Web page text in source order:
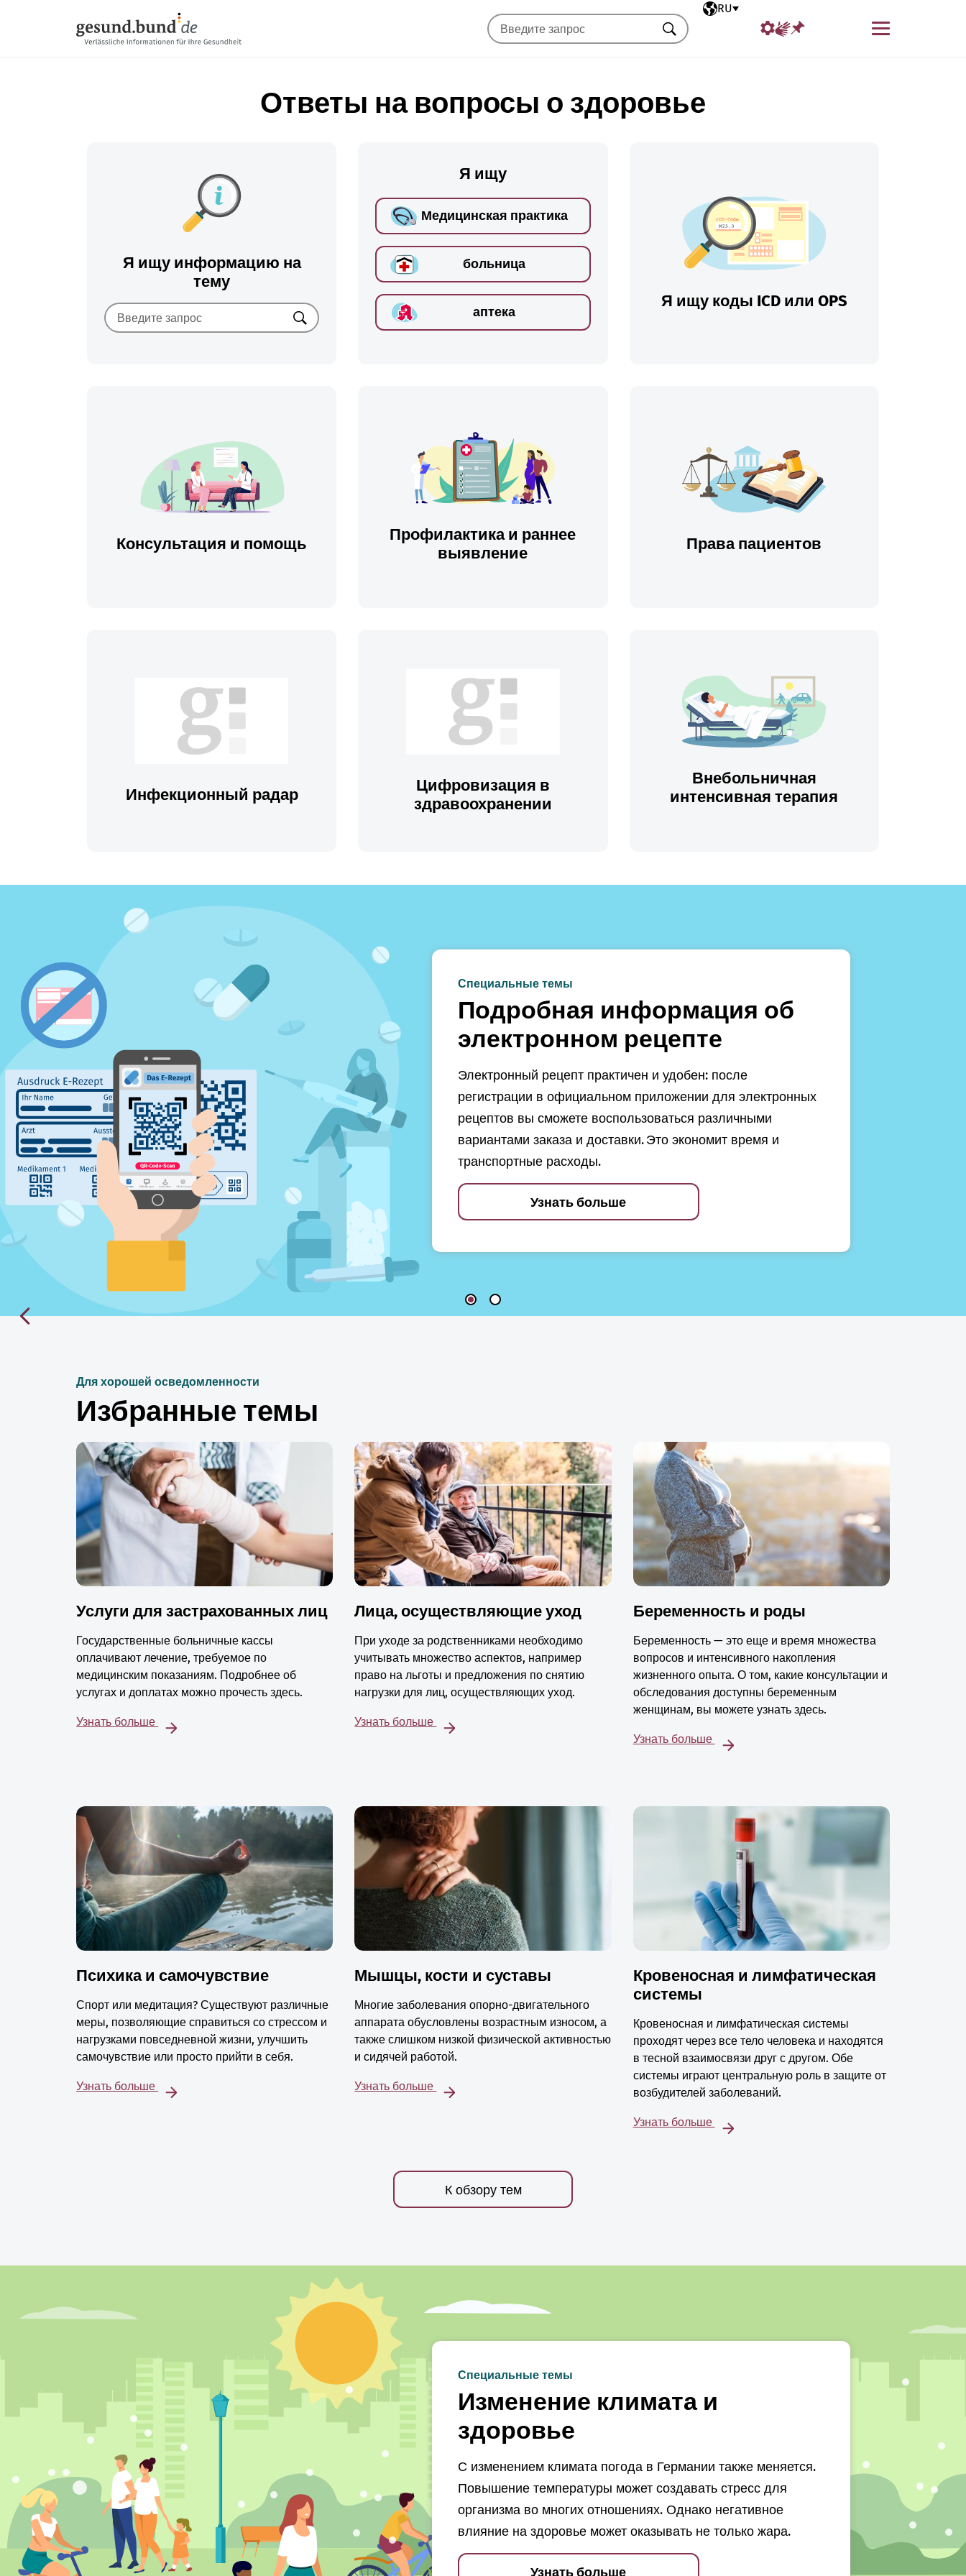
Выбранный язык
RU
Меню
Искать
Ответы на вопросы о здоровье
Я ищу информацию на
тему
Искать
Я ищу
Медицинская практика
больница
аптека
Я ищу коды ICD или OPS
Консультация и помощь
Профилактика и раннее
выявление
Права пациентов
Инфекционный радар
Цифровизация в
здравоохранении
Внебольничная
интенсивная терапия
Специальные темы
Подробная информация об
электронном рецепте
Электронный рецепт практичен и удобен: после
регистрации в официальном приложении для электронных
рецептов вы сможете воспользоваться различными
вариантами заказа и доставки. Это экономит время и
транспортные расходы.
Узнать больше
Для хорошей осведомленности
Избранные темы
Услуги для застрахованных лиц
Государственные больничные кассы
оплачивают лечение, требуемое по
медицинским показаниям. Подробнее об
услугах и доплатах можно прочесть здесь.
Узнать больше
Лица, осуществляющие уход
При уходе за родственниками необходимо
учитывать множество аспектов, например
право на льготы и предложения по снятию
нагрузки для лиц, осуществляющих уход.
Узнать больше
Беременность и роды
Беременность — это еще и время множества
вопросов и интенсивного накопления
жизненного опыта. О том, какие консультации и
обследования доступны беременным
женщинам, вы можете узнать здесь.
Узнать больше
Психика и самочувствие
Спорт или медитация? Существуют различные
меры, позволяющие справиться со стрессом и
нагрузками повседневной жизни, улучшить
самочувствие или просто прийти в себя.
Узнать больше
Мышцы, кости и суставы
Многие заболевания опорно-двигательного
аппарата обусловлены возрастным износом, а
также слишком низкой физической активностью
и сидячей работой.
Узнать больше
Кровеносная и лимфатическая
системы
Кровеносная и лимфатическая системы
проходят через все тело человека и находятся
в тесной взаимосвязи друг с другом. Обе
системы играют центральную роль в защите от
возбудителей заболеваний.
Узнать больше
К обзору тем
Специальные темы
Изменение климата и
здоровье
С изменением климата погода в Германии также меняется.
Повышение температуры может создавать стресс для
организма во многих отношениях. Однако негативное
влияние на здоровье может оказывать не только жара.
Узнать больше